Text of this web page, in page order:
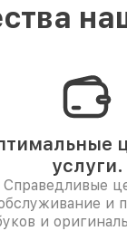
услуги.
Справедливые
и
и